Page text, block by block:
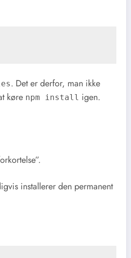
. Det er derfor, man ikke
køre npm install igen.
installerer den permanent